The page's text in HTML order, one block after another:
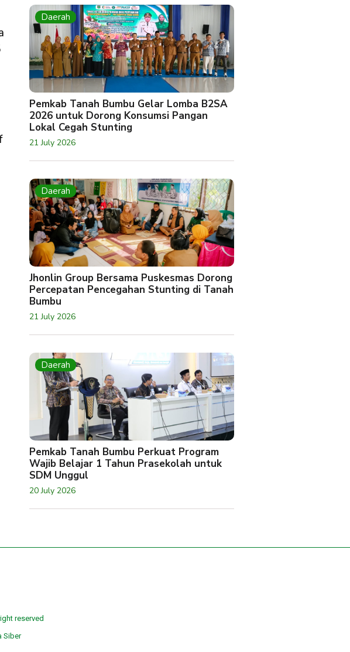
Daerah
Pemkab Tanah Bumbu Gelar Lomba B2SA
2026 untuk Dorong Konsumsi Pangan
Lokal Cegah Stunting
21 July 2026
Daerah
Jhonlin Group Bersama Puskesmas Dorong
Percepatan Pencegahan Stunting di Tanah
Bumbu
21 July 2026
Daerah
Pemkab Tanah Bumbu Perkuat Program
Wajib Belajar 1 Tahun Prasekolah untuk
SDM Unggul
20 July 2026
reserved
Siber